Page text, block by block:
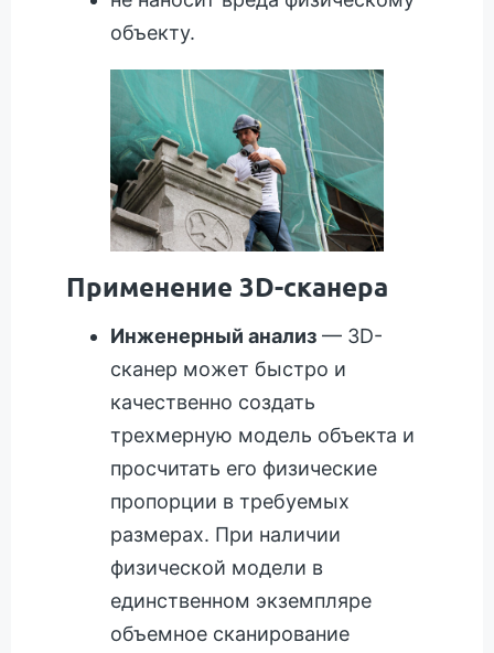
объекту.
Применение 3D-сканера
Инженерный анализ — 3D-
сканер может быстро и
качественно создать
трехмерную модель объекта и
просчитать его физические
пропорции в требуемых
размерах. При наличии
физической модели в
единственном экземпляре
объемное сканирование